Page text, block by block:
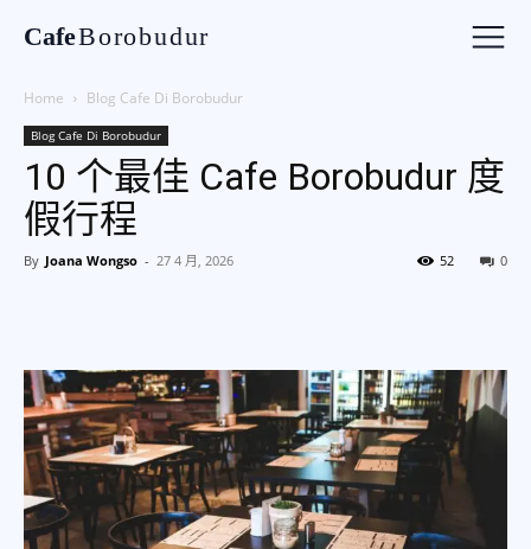
CafeBorobudur
Home Blog Cafe Di Borobudur
Blog Cafe Di Borobudur
10 个最佳 Cafe Borobudur 度
假行程
By Joana Wongso - 27 4 月, 2026 0
52